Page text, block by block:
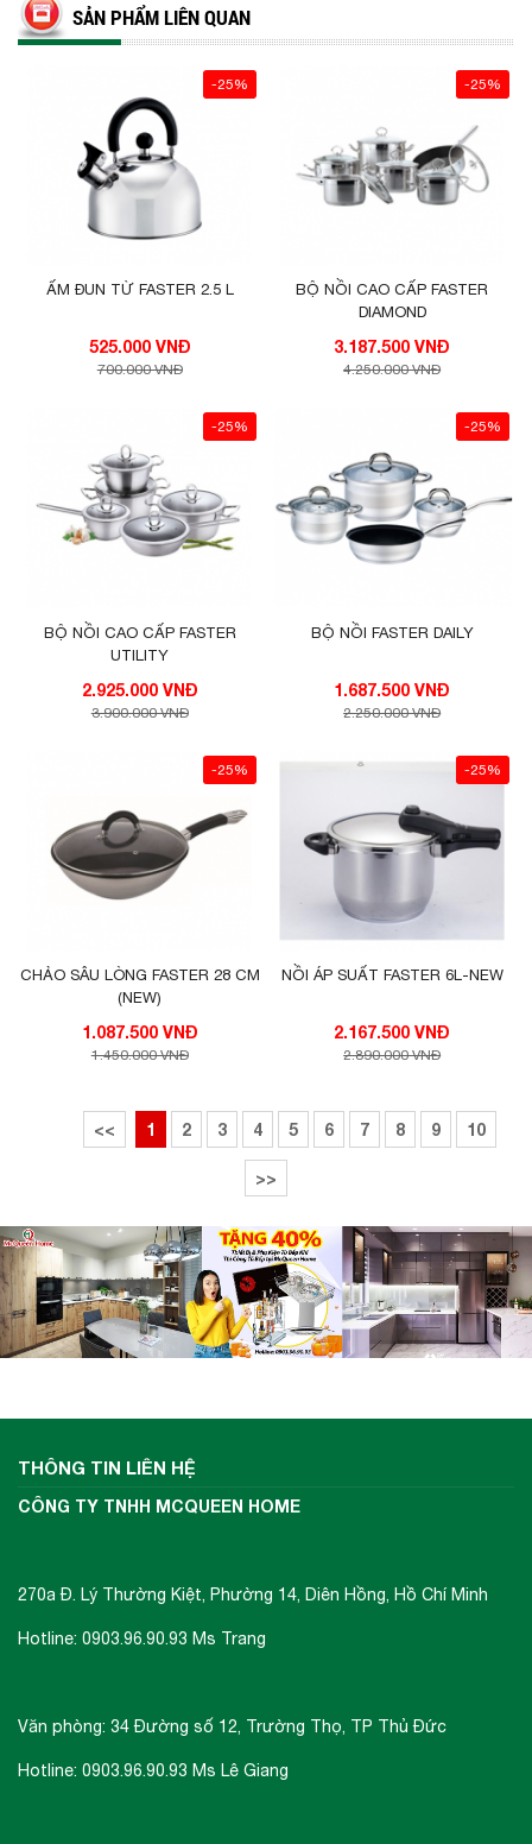
SẢN PHẨM LIÊN QUAN
-25%
ẤM ĐUN TỪ FASTER 2.5 L
525.000 VNĐ
700.000 VNĐ
-25%
BỘ NỒI CAO CẤP FASTER
DIAMOND
3.187.500 VNĐ
4.250.000 VNĐ
-25%
BỘ NỒI CAO CẤP FASTER
UTILITY
2.925.000 VNĐ
3.900.000 VNĐ
-25%
BỘ NỒI FASTER DAILY
1.687.500 VNĐ
2.250.000 VNĐ
-25%
CHẢO SÂU LÒNG FASTER 28 CM
(NEW)
1.087.500 VNĐ
1.450.000 VNĐ
-25%
NỒI ÁP SUẤT FASTER 6L-NEW
2.167.500 VNĐ
2.890.000 VNĐ
<< 1 2 3 4 5 6 7 8 9 10
>>
THÔNG TIN LIÊN HỆ
CÔNG TY TNHH MCQUEEN HOME
270a Đ. Lý Thường Kiệt, Phường 14, Diên Hồng, Hồ Chí Minh
Hotline: 0903.96.90.93 Ms Trang
Văn phòng: 34 Đường số 12, Trường Thọ, TP Thủ Đức
Hotline: 0903.96.90.93 Ms Lê Giang